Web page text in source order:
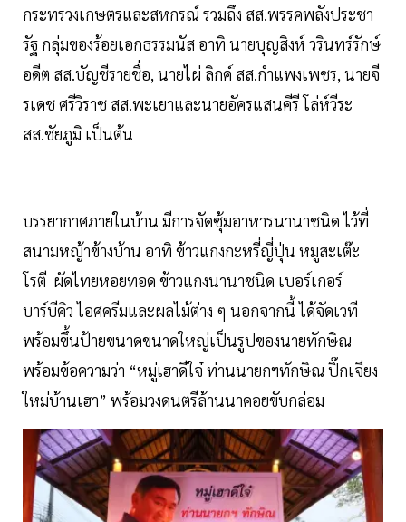
กระทรวงเกษตรและสหกรณ์ รวมถึง สส.พรรคพลังประชา
รัฐ กลุ่มของร้อยเอกธรรมนัส อาทิ นายบุญสิงห์ วรินทร์รักษ์
อดีต สส.บัญชีรายชื่อ, นายไผ่ ลิกค์ สส.กำแพงเพชร, นายจี
รเดช ศรีวิราช สส.พะเยาและนายอัครแสนคีรี โล่ห์วีระ
สส.ชัยภูมิ เป็นต้น
บรรยากาศภายในบ้าน มีการจัดซุ้มอาหารนานาชนิด ไว้ที่
สนามหญ้าข้างบ้าน อาทิ ข้าวแกงกะหรี่ญี่ปุ่น หมูสะเต๊ะ
โรตี ผัดไทยหอยทอด ข้าวแกงนานาชนิด เบอร์เกอร์
บาร์บีคิว ไอศครีมและผลไม้ต่าง ๆ นอกจากนี้ ได้จัดเวที
พร้อมขึ้นป้ายขนาดขนาดใหญ่เป็นรูปของนายทักษิณ
พร้อมข้อความว่า “หมู่เฮาดีใจ๋ ท่านนายกฯทักษิณ ปิ๊กเจียง
ใหม่บ้านเฮา” พร้อมวงดนตรีล้านนาคอยขับกล่อม